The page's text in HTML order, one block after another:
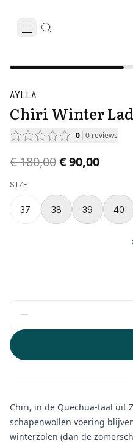
AYLLA
Chiri Winter
0 0 reviews
Original price was €
€ 180,00Current
€ 90,00
SIZE
37 38 39 40
Chiri, in de Quechua-taal uit
schapenwollen voering
winterzolen (dan de